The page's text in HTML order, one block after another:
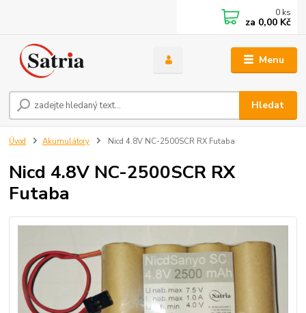
Menu
Hledat
0 ks
za 0,00 Kč
Úvod Akumulátory Nicd 4.8V NC-2500SCR RX Futaba
Nicd 4.8V NC-2500SCR RX
Futaba